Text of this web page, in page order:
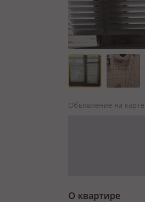
Объявление на карте
О квартире